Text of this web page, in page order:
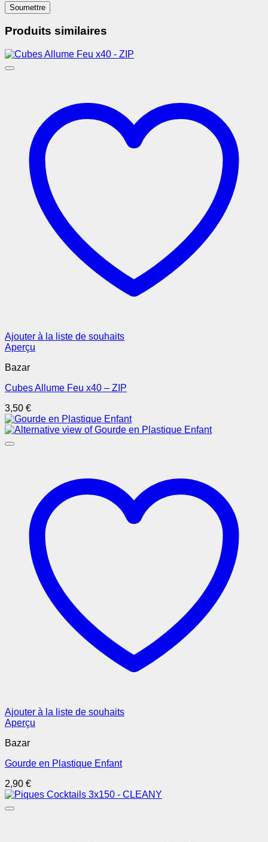
Produits similaires
Ajouter à la liste de souhaits
Aperçu
Bazar
Cubes Allume Feu x40 – ZIP
3,50 €
Ajouter à la liste de souhaits
Aperçu
Bazar
Gourde en Plastique Enfant
2,90 €